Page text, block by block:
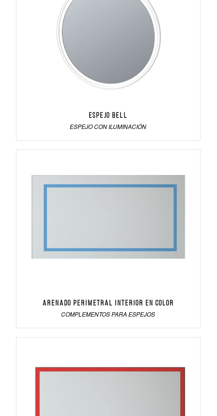
Espejo Bell
ESPEJO CON ILUMINACIÓN
Arenado perimetral interior en color
COMPLEMENTOS PARA ESPEJOS